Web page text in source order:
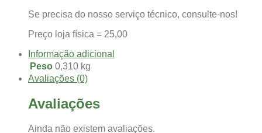
Se precisa do nosso serviço técnico, consulte-nos!
Preço loja física = 25,00
Informação adicional
Peso 0,310 kg
Avaliações (0)
Avaliações
Ainda não existem avaliações.